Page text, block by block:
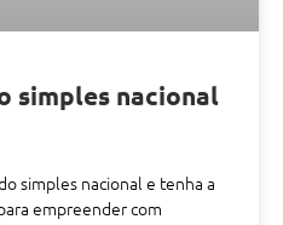
simples nacional
simples nacional e tenha a
empreender com